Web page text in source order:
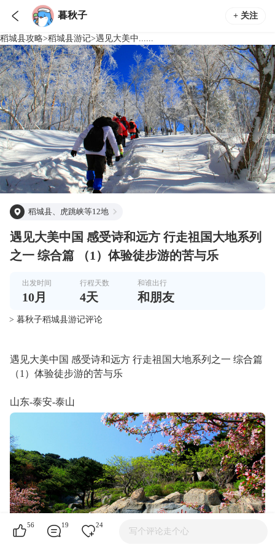
 暮秋子 + 关注
稻城县攻略>稻城县游记>遇见大美中......
稻城县、虎跳峡等12地
遇见大美中国 感受诗和远方 行走祖国大地系列
之一 综合篇 （1）体验徒步游的苦与乐
出发时间
10月
行程天数
4天
和谁出行
和朋友
> 暮秋子稻城县游记评论
遇见大美中国 感受诗和远方 行走祖国大地系列之一 综合篇
（1）体验徒步游的苦与乐
山东-泰安-泰山
56 19 24
写个评论走个心